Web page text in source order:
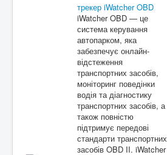
трекер iWatcher OBD
iWatcher OBD — це
система керування
автопарком, яка
забезпечує онлайн-
відстеження
транспортних засобів,
моніторинг поведінки
водія та діагностику
транспортних засобів, а
також повністю
підтримує передові
стандарти транспортних
засобів OBD II. iWatcher